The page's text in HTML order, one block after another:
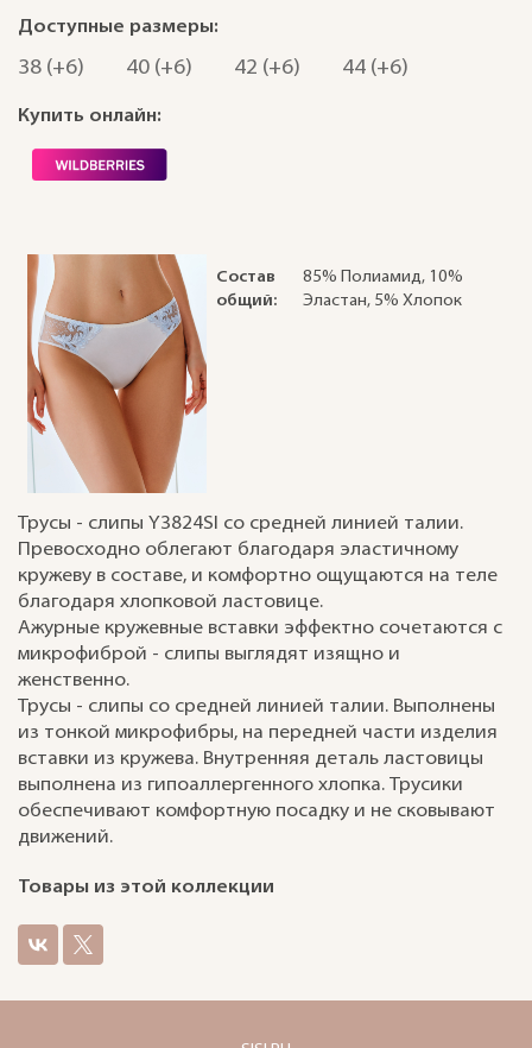
Доступные размеры:
38 (+6) 40 (+6) 42 (+6) 44 (+6)
Купить онлайн:
Состав
общий:
85% Полиамид, 10%
Эластан, 5% Хлопок
Трусы - слипы Y3824SI со средней линией талии.
Превосходно облегают благодаря эластичному
кружеву в составе, и комфортно ощущаются на теле
благодаря хлопковой ластовице.
Ажурные кружевные вставки эффектно сочетаются с
микрофиброй - слипы выглядят изящно и
женственно.
Трусы - слипы со средней линией талии. Выполнены
из тонкой микрофибры, на передней части изделия
вставки из кружева. Внутренняя деталь ластовицы
выполнена из гипоаллергенного хлопка. Трусики
обеспечивают комфортную посадку и не сковывают
движений.
Товары из этой коллекции